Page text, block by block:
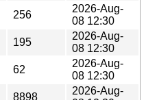
256
2026-Aug-
08 12:30
195
2026-Aug-
08 12:30
62
2026-Aug-
08 12:30
8898
2026-Aug-